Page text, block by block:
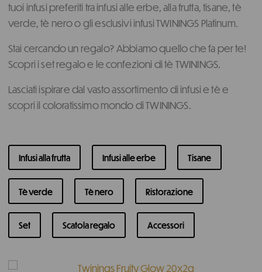
tuoi infusi preferiti tra infusi alle erbe, alla frutta, tisane, tè
verde, tè nero o gli esclusivi infusi TWININGS Platinum.
Stai cercando un regalo? Abbiamo quello che fa per te!
Scopri i set regalo e le confezioni di tè TWININGS.
Lasciati ispirare dal vasto assortimento di infusi e tè e
scopri il coloratissimo mondo di TWININGS.
Infusi alla frutta Infusi alle erbe Tisane
Tè verde Tè nero Ristorazione
Set Scatola regalo Accessori